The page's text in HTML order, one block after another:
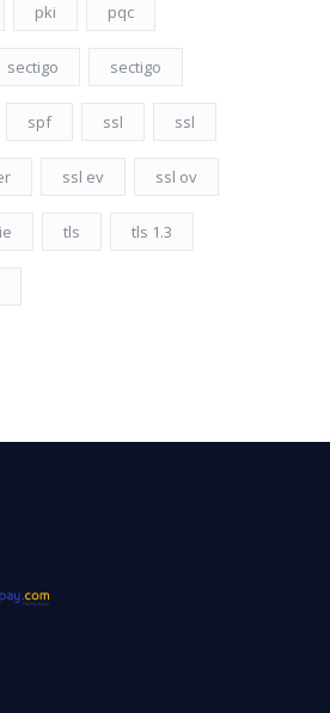
pki pqc
sectigo sectigo
spf ssl ssl
ssl ev ssl ov
tls tls 1.3